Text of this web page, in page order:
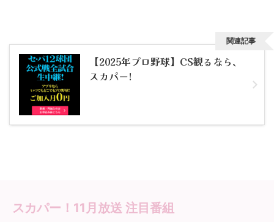
【2025年プロ野球】CS観るなら、
スカパー!
関連記事
スカパー！11月放送 注目番組